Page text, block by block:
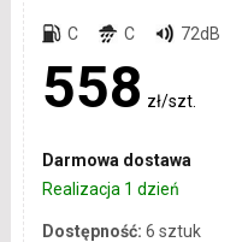
C C 72dB
558 zł/szt.
Darmowa dostawa
Realizacja 1 dzień
Dostępność: 6 sztuk